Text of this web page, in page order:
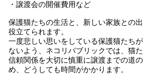
・譲渡会の開催費用など
保護猫たちの生活と、新しい家族との
役立てられます。
一度悲しい思いをしている保護猫たち
ないよう、ネコリパブリックでは、猫
信頼関係を大切に慎重に譲渡までの道
め、どうしても時間がかかります。